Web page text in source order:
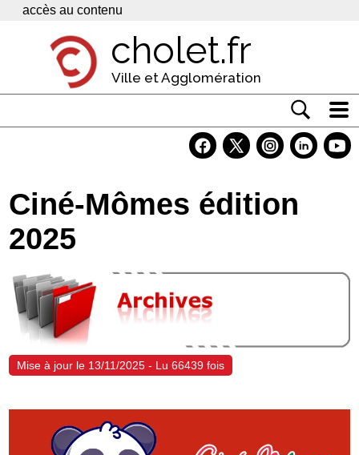
Panneau de gestion des cookies
accès au contenu
cholet.fr
Ville et Agglomération
Economie
Services
Contacts
Ciné-Mômes édition
2025
Mise à jour le 13/11/2025 - Lu 66439 fois